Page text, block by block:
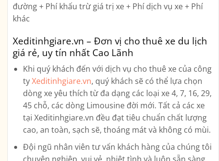
đường + Phí khấu trừ giá trị xe + Phí dịch vụ xe + Phí
khác
Xeditinhgiare.vn – Đơn vị cho thuê xe du lịch
giá rẻ, uy tín nhất Cao Lãnh
Khi quý khách đến với dịch vụ cho thuê xe của công
tyXeditinhgiare.vn, quý khách sẽ có thể lựa chọn
dòng xe yêu thích từ đa dạng các loại xe4, 7, 16, 29,
45 chỗ, các dòng Limousine đời mới. Tất cả các xe
tại Xeditinhgiare.vn đều đạt tiêu chuẩn chất lượng
cao, an toàn, sạch sẽ, thoáng mát và không có mùi.
Đội ngũ nhân viên tư vấn khách hàng của chúng tôi